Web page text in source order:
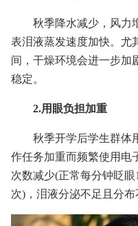
秋季降水减少，风力
表泪液蒸发速度加快。尤
间，干燥环境会进一步加
稳定。
2.用眼负担加重
秋季开学后学生群体
作任务加重而频繁使用电
次数减少(正常每分钟眨
次)，泪液分泌不足且分布